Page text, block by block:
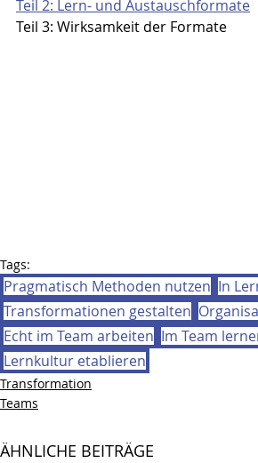
Teil 2: Lern- und Austauschformate
Teil 3: Wirksamkeit der Formate
Tags:
Pragmatisch Methoden nutzen In
Transformationen gestalten
Echt im Team arbeiten Im Team
Lernkultur etablieren
Transformation
Teams
ÄHNLICHE BEITRÄGE